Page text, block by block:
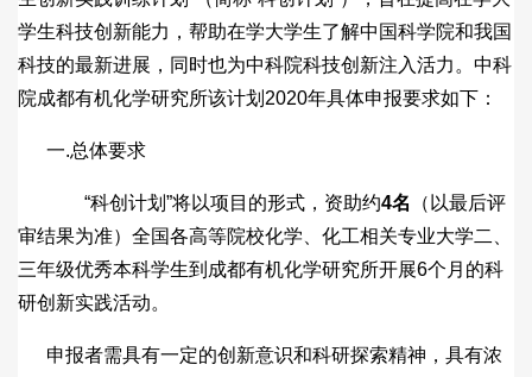
学生科技创新能力，帮助在学大学生了解中国科学院和我国
科技的最新进展，同时也为中科院科技创新注入活力。中科
院成都有机化学研究所该计划2020年具体申报要求如下：
一.总体要求
“科创计划”将以项目的形式，资助约4名
（以最后评
审结果为准）全国各高等院校化学、化工相关专业大学二、
三年级优秀本科学生到成都有机化学研究所开展6个月的科
研创新实践活动。
申报者需具有一定的创新意识和科研探索精神，具有浓